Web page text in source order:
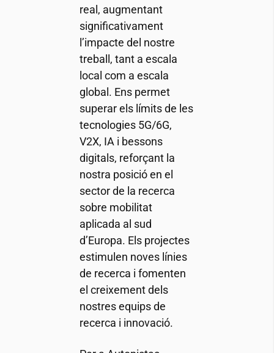
real, augmentant
significativament
l’impacte del nostre
treball, tant a escala
local com a escala
global. Ens permet
superar els límits de les
tecnologies 5G/6G,
V2X, IA i bessons
digitals, reforçant la
nostra posició en el
sector de la recerca
sobre mobilitat
aplicada al sud
d’Europa. Els projectes
estimulen noves línies
de recerca i fomenten
el creixement dels
nostres equips de
recerca i innovació.